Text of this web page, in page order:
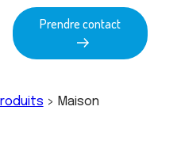
Prendre contact
> Maison